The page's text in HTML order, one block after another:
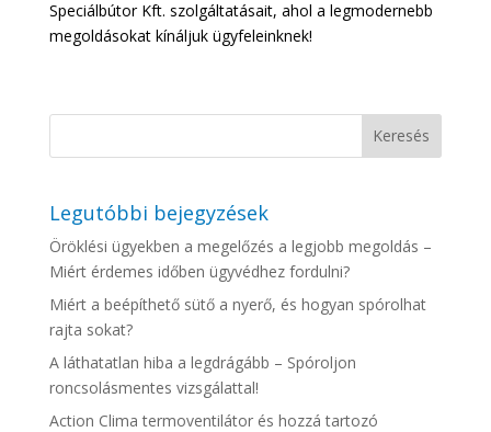
Speciálbútor Kft. szolgáltatásait, ahol a legmodernebb
megoldásokat kínáljuk ügyfeleinknek!
Legutóbbi bejegyzések
Öröklési ügyekben a megelőzés a legjobb megoldás –
Miért érdemes időben ügyvédhez fordulni?
Miért a beépíthető sütő a nyerő, és hogyan spórolhat
rajta sokat?
A láthatatlan hiba a legdrágább – Spóroljon
roncsolásmentes vizsgálattal!
Action Clima termoventilátor és hozzá tartozó